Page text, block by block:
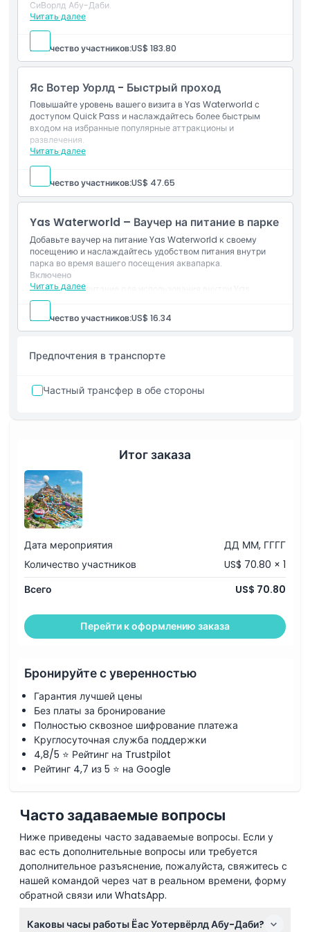
СиВорлд Абу-Даби.
Читать далее
Включено
Вход в 4 тематических парка острова Яс.
Действительно в течение 4 дней в соответствии с
условиями билета и выбранным вариантом.
Мобильный электронный билет принимается на входах
Количество участников:US$ 183.80
Яс Вотер Уорлд - Быстрый проход
Повышайте уровень вашего визита в Yas Waterworld с
доступом Quick Pass и наслаждайтесь более быстрым
входом на избранные популярные аттракционы и
развлечения.
Читать далее
Включено
Быстрый проход для выбранных аттракционов Yas
Действительно только при наличии отдельного
входного билета в Yas Waterworld.
наличия мест.
Количество участников:US$ 47.65
Yas Waterworld – Ваучер на питание в парке
Добавьте ваучер на питание Yas Waterworld к своему
посещению и наслаждайтесь удобством питания внутри
парка во время вашего посещения аквапарка.
Читать далее
Включено
Купон на питание для использования внутри Yas
Waterworld Абу-Даби.
Действительно только в соответствии с условиями
выбранного пакета.
Количество участников:US$ 16.34
Предпочтения в транспорте
Частный трансфер в обе стороны
Итог заказа
Дата мероприятия
ДД ММ, ГГГГ
Количество участников
US$ 70.80 × 1
Всего
US$ 70.80
Перейти к оформлению заказа
Бронируйте с уверенностью
Гарантия лучшей цены
Без платы за бронирование
Полностью сквозное шифрование платежа
Круглосуточная служба поддержки
4,8/5 ⭐ Рейтинг на Trustpilot
Рейтинг 4,7 из 5 ⭐ на Google
Часто задаваемые вопросы
Ниже приведены часто задаваемые вопросы. Если у
вас есть дополнительные вопросы или требуется
дополнительное разъяснение, пожалуйста, свяжитесь с
нашей командой через чат в реальном времени, форму
обратной связи или WhatsApp.
Каковы часы работы Ёас Уотервёрлд Абу-Даби?